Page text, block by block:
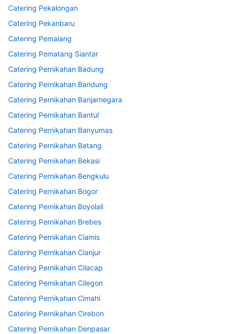
Catering Pekalongan
Catering Pekanbaru
Catering Pemalang
Catering Pematang Siantar
Catering Pernikahan Badung
Catering Pernikahan Bandung
Catering Pernikahan Banjarnegara
Catering Pernikahan Bantul
Catering Pernikahan Banyumas
Catering Pernikahan Batang
Catering Pernikahan Bekasi
Catering Pernikahan Bengkulu
Catering Pernikahan Bogor
Catering Pernikahan Boyolali
Catering Pernikahan Brebes
Catering Pernikahan Ciamis
Catering Pernikahan Cianjur
Catering Pernikahan Cilacap
Catering Pernikahan Cilegon
Catering Pernikahan Cimahi
Catering Pernikahan Cirebon
Catering Pernikahan Denpasar